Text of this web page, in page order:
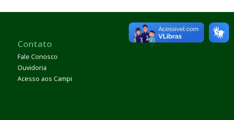
Contato
Fale Conosco
Ouvidoria
Acesso aos Campi